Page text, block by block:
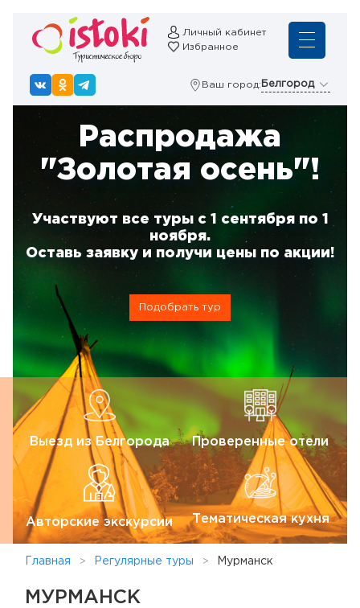
Личный кабинет
Избранное
Ваш город: Белгород
Распродажа
"Золотая осень"!
Участвуют все туры с 1 сентября по 1
ноября.
Оставь заявку и получи цены по акции!
Подобрать тур
Выезд из Белгорода Проверенные отели
Авторские экскурсии Тематическая кухня
Главная Регулярные туры Мурманск
МУРМАНСК